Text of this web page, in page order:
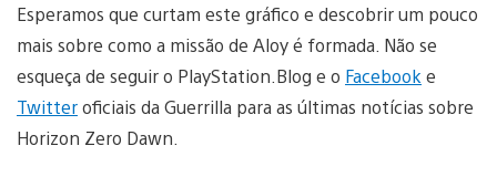
Esperamos que curtam este gráfico e descobrir um pouco
mais sobre como a missão de Aloy é formada. Não se
esqueça de seguir o PlayStation.Blog e o Facebook e
Twitteroficiais da Guerrilla para as últimas notícias sobre
Horizon Zero Dawn.